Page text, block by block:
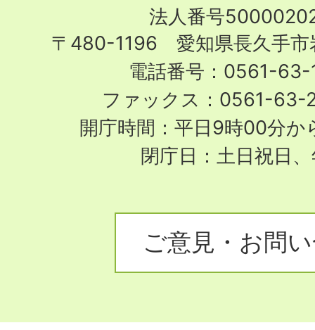
City
法人番号
〒480-1196 愛知県長久手市
電話番号：0561-63-
ファックス：0561-63-
開庁時間：平日9時00分
閉庁日：土日祝日
ご意見・お問